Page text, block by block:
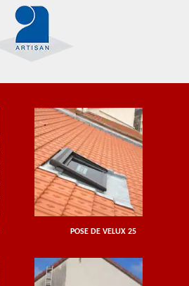
POSE DE VELUX 25